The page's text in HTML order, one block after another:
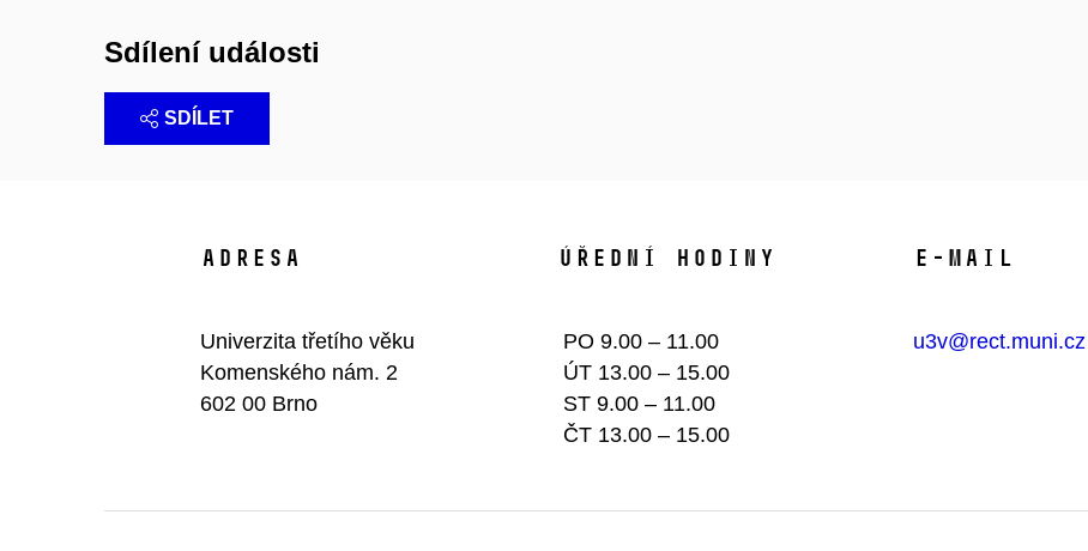
Sdílení události
SDÍLET
Adresa
Univerzita třetího věku
Komenského nám. 2
602 00 Brno
Úřední hodiny​
PO 9.00 – 11.00
ÚT 13.00 – 15.00
ST 9.00 – 11.00
ČT 13.00 – 15.00
E-mail
u3v@rect.muni.cz